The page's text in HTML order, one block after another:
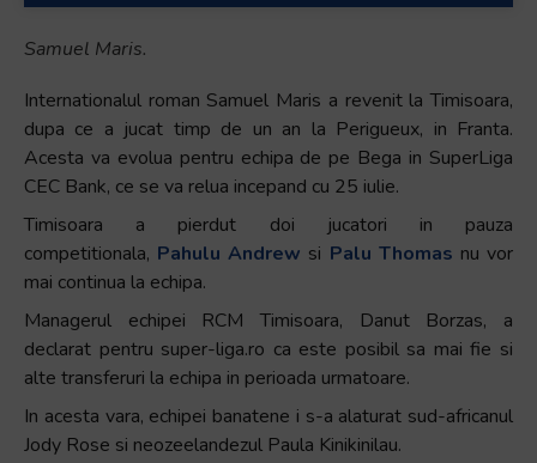
One
screen
reader,
press
"Ctrl
This
activates
the
screen
reader
Samuel Maris.
Internationalul roman Samuel Maris a revenit la Timisoara,
dupa ce a jucat timp de un an la Perigueux, in Franta.
Acesta va evolua pentru echipa de pe Bega in SuperLiga
CEC Bank, ce se va relua incepand cu 25 iulie.
Timisoara a pierdut doi jucatori in pauza
competitionala, Pahulu Andrew si Palu Thomas nu vor
mai continua la echipa.
Managerul echipei RCM Timisoara, Danut Borzas, a
declarat pentru super-liga.ro ca este posibil sa mai fie si
alte transferuri la echipa in perioada urmatoare.
In acesta vara, echipei banatene i s-a alaturat sud-africanul
Jody Rose si neozeelandezul Paula Kinikinilau.